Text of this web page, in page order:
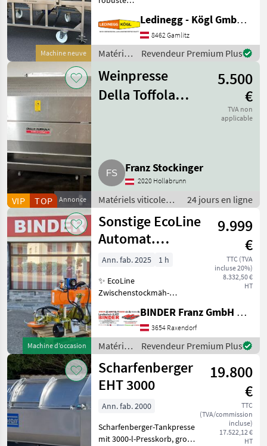
Machine neuve
Leistungsfähigkeit und
praxisgerechte Ausstattung.
Mit seiner flexiblen
Bauweise und der
Vibrationsaustr
Ledinegg - Kögl GmbH - Obst- und Weinbautechnik
8462 Gamlitz
Matériels
/
Scharfenberger
Revendeur Premium Plus
Annonce
VIP TOP
Weinpresse
Della Toffola
5.500
€
TVA non
applicable
Franz Stockinger
2020 Hollabrunn
Matériels viticoles /
Matériels de
vinification
24 jours en ligne
Machine d’occasion
Sonstige EcoLine
Automat.
Zwischenstockmäher
Ostraticky
9.999
€
TTC (TVA
incluse 20%)
8.332,50 €
HT
Ann. fab. 2025
1 h
✨ EcoLine
Zwischenstockmäh-
Ostraticky MSO-400HP ✔️
durch Eigenölversorgung
ist Mähen auch ✔️ mit
kleineren Traktoren
problemlos möglich!
BINDER Franz GmbH & CoKG
3654 Raxendorf
Matériels
viticoles
/
Sonstige
Revendeur Premium Plus
Scharfenberger
EHT 3000
19.800
€
TTC
(TVA/commission
incluse)
17.522,12 €
HT
Ann. fab. 2000
Scharfenberger-Tankpresse
mit 3000-l-Presskorb, große